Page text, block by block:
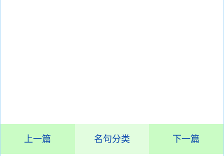
上一篇 名句分类 下一篇